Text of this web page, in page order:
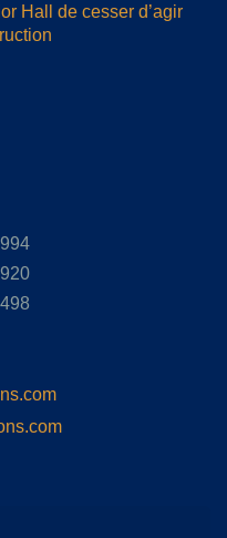
Hall de cesser d’agir